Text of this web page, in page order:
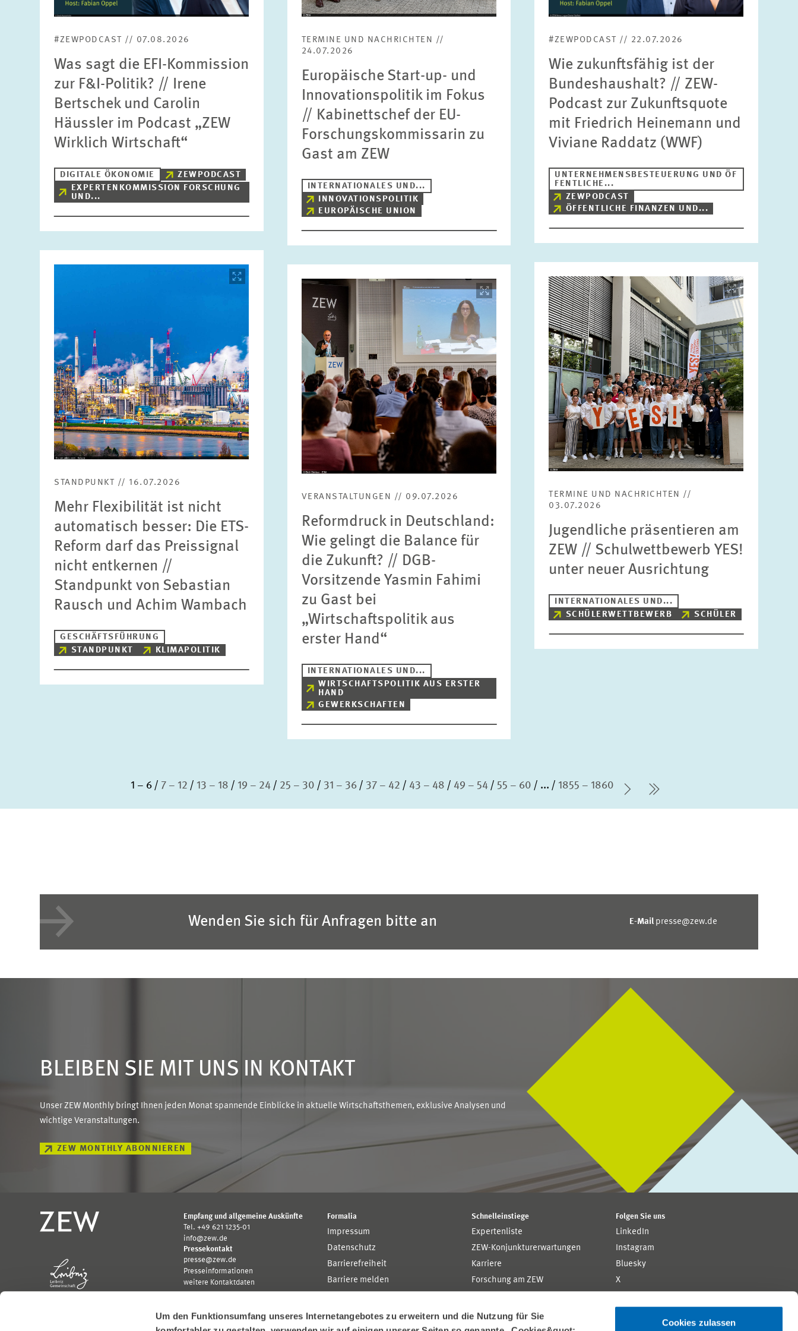
Um den Funktionsumfang unseres Internetangebotes zu erweitern und die Nutzung für Sie
Cookies zulassen
Bitte wählen
Schlagworte
ZURÜCKSETZEN SUCHEN
#ZEWPODCAST // 07.08.2026
Was sagt die EFI-Kommission
zur F&I-Politik? // Irene
Bertschek und Carolin
Häussler im Podcast „ZEW
Wirklich Wirtschaft“
DIGITALE ÖKONOMIE
ZEWPODCAST
EXPERTENKOMMISSION FORSCHUNG
UND...
TERMINE UND NACHRICHTEN //
24.07.2026
Europäische Start-up- und
Innovationspolitik im Fokus
// Kabinettschef der EU-
Forschungskommissarin zu
Gast am ZEW
INTERNATIONALES UND...
INNOVATIONSPOLITIK
EUROPÄISCHE UNION
#ZEWPODCAST // 22.07.2026
Wie zukunftsfähig ist der
Bundeshaushalt? // ZEW-
Podcast zur Zukunftsquote
mit Friedrich Heinemann und
Viviane Raddatz (WWF)
UNTERNEHMENSBESTEUERUNG UND ÖF
FENTLICHE...
ZEWPODCAST
ÖFFENTLICHE FINANZEN UND...
STANDPUNKT // 16.07.2026
Mehr Flexibilität ist nicht
automatisch besser: Die ETS-
Reform darf das Preissignal
nicht entkernen //
Standpunkt von Sebastian
Rausch und Achim Wambach
GESCHÄFTSFÜHRUNG
STANDPUNKT
KLIMAPOLITIK
Bild
öffnet
vergrößerter
Ansicht
VERANSTALTUNGEN // 09.07.2026
Reformdruck in Deutschland:
Wie gelingt die Balance für
die Zukunft? // DGB-
Vorsitzende Yasmin Fahimi
zu Gast bei
„Wirtschaftspolitik aus
erster Hand“
INTERNATIONALES UND...
WIRTSCHAFTSPOLITIK AUS ERSTER
HAND
GEWERKSCHAFTEN
Bild
öffnet
in
vergrößerter
Ansicht
TERMINE UND NACHRICHTEN //
03.07.2026
Jugendliche präsentieren am
ZEW // Schulwettbewerb YES!
unter neuer Ausrichtung
INTERNATIONALES UND...
SCHÜLERWETTBEWERB
SCHÜLER
1 – 6 7 – 12 13 – 18 19 – 24 25 – 30 31 – 36 37 – 42 43 – 48 49 – 54 55 – 60 ... 1855 – 1860
Nächste Seite
letzte Seite
Wenden Sie sich für Anfragen bitte an E-Mail presse@zew.de
BLEIBEN SIE MIT UNS IN KONTAKT
Unser ZEW Monthly bringt Ihnen jeden Monat spannende Einblicke in aktuelle Wirtschaftsthemen, exklusive Analysen und
wichtige Veranstaltungen.
ZEW MONTHLY ABONNIEREN
Empfang und allgemeine Auskünfte
Tel. +49 621 1235-01
info@zew.de
Pressekontakt
presse@zew.de
Presseinformationen
weitere Kontaktdaten
Formalia
Impressum
Datenschutz
Barrierefreiheit
Barriere melden
Schnelleinstiege
Expertenliste
ZEW-Konjunkturerwartungen
Karriere
Forschung am ZEW
MannheimTaxation
Folgen Sie uns
LinkedIn
Instagram
Bluesky
X